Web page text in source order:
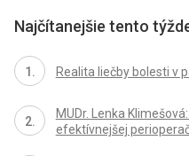
Najčítanejšie tento
Realita liečby bolesti v
MUDr. Lenka
efektívnejšej